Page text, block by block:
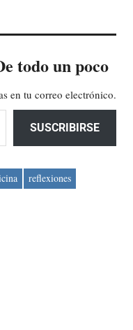
todo un poco
en tu correo electrónico.
SUSCRIBIRSE
reflexiones